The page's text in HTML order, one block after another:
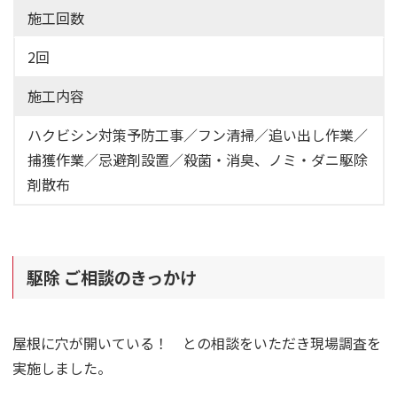
施工回数
2回
施工内容
ハクビシン対策予防工事／フン清掃／追い出し作業／
捕獲作業／忌避剤設置／殺菌・消臭、ノミ・ダニ駆除
剤散布
駆除 ご相談のきっかけ
屋根に穴が開いている！ との相談をいただき現場調査を
実施しました。